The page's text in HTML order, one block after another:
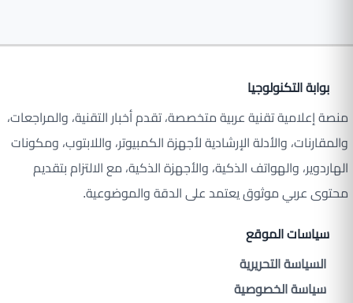
بوابة التكنولوجيا
منصة إعلامية تقنية عربية متخصصة، تقدم أخبار التقنية، والمراجعات،
والمقارنات، والأدلة الإرشادية لأجهزة الكمبيوتر، واللابتوب، ومكونات
الهاردوير، والهواتف الذكية، والأجهزة الذكية، مع الالتزام بتقديم
محتوى عربي موثوق يعتمد على الدقة والموضوعية.
سياسات الموقع
السياسة التحريرية
سياسة الخصوصية